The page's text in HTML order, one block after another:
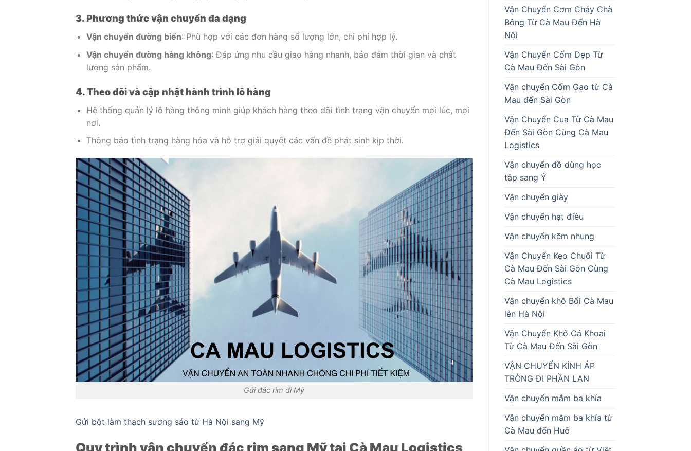
3. Phương thức vận chuyển đa dạng
Vận chuyển đường biển: Phù hợp với các đơn hàng số lượng lớn, chi phí hợp lý.
Vận chuyển đường hàng không: Đáp ứng nhu cầu giao hàng nhanh, bảo đảm thời gian và chất
lượng sản phẩm.
4. Theo dõi và cập nhật hành trình lô hàng
Hệ thống quản lý lô hàng thông minh giúp khách hàng theo dõi tình trạng vận chuyển mọi lúc, mọi
nơi.
Thông báo tình trạng hàng hóa và hỗ trợ giải quyết các vấn đề phát sinh kịp thời.
Gửi đác rim đi Mỹ
Gửi bột làm thạch sương sáo từ Hà Nội sang Mỹ
Quy trình vận chuyển đác rim sang Mỹ tại Cà Mau Logistics
Vận Chuyển Cơm Cháy Chà
Bông Từ Cà Mau Đến Hà
Nội
Vận Chuyển Cốm Dẹp Từ
Cà Mau Đến Sài Gòn
Vận chuyển Cốm Gạo từ Cà
Mau đến Sài Gòn
Vận Chuyển Cua Từ Cà Mau
Đến Sài Gòn Cùng Cà Mau
Logistics
Vận chuyển đồ dùng học
tập sang Ý
Vận chuyển giày
Vận chuyển hạt điều
Vận chuyển kẽm nhung
Vận Chuyển Kẹo Chuối Từ
Cà Mau Đến Sài Gòn Cùng
Cà Mau Logistics
Vận chuyển khô Bổi Cà Mau
lên Hà Nội
Vận Chuyển Khô Cá Khoai
Từ Cà Mau Đến Sài Gòn
VẬN CHUYỂN KÍNH ÁP
TRÒNG ĐI PHẦN LAN
Vận chuyển mắm ba khía
Vận chuyển mắm ba khía từ
Cà Mau đến Huế